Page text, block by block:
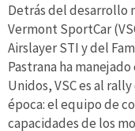
Detrás del desarrollo
Vermont SportCar
Airslayer STI y del
Pastrana ha
Unidos, VSC es al
época: el equipo de
capacidades de los